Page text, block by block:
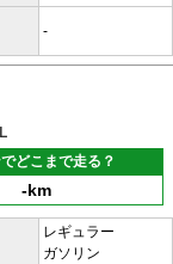
-
どこまで走る？
-km
レギュラー
ガソリン